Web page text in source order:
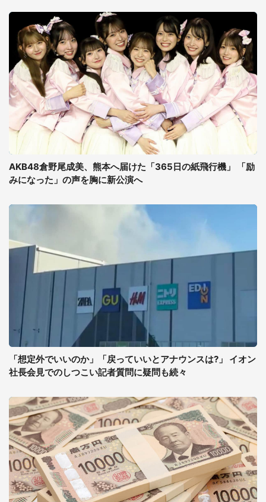
AKB48倉野尾成美、熊本へ届けた「365日の紙飛行機」 「励
みになった」の声を胸に新公演へ
「想定外でいいのか」「戻っていいとアナウンスは?」 イオン
社長会見でのしつこい記者質問に疑問も続々